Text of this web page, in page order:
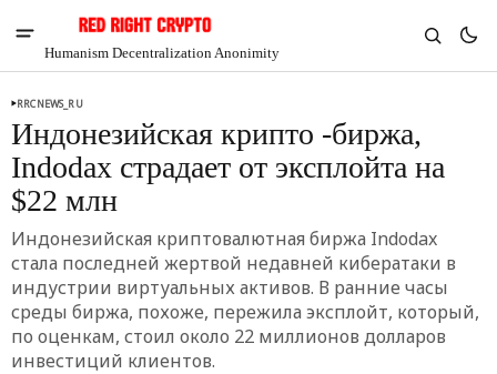
Humanism Decentralization Anonimity
RRCNEWS_RU
Индонезийская крипто -биржа,
Indodax страдает от эксплойта на
$22 млн
Индонезийская криптовалютная биржа Indodax
стала последней жертвой недавней кибератаки в
индустрии виртуальных активов. В ранние часы
среды биржа, похоже, пережила эксплойт, который,
по оценкам, стоил около 22 миллионов долларов
инвестиций клиентов.